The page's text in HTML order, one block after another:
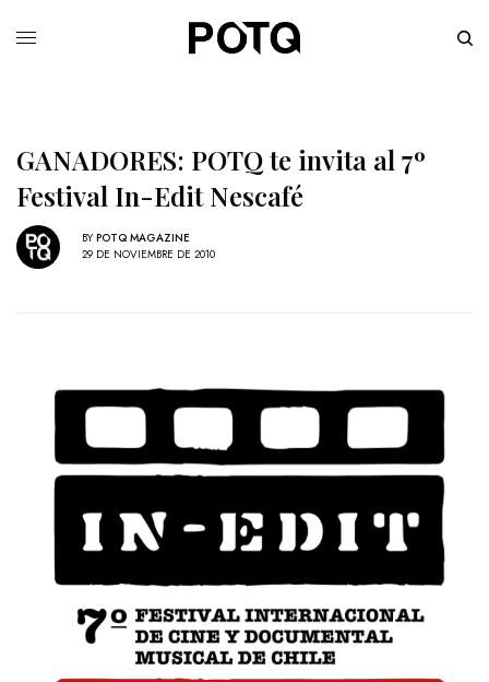
GANADORES: POTQ te invita al 7º
Festival In-Edit Nescafé
BY POTQ MAGAZINE
29 DE NOVIEMBRE DE 2010